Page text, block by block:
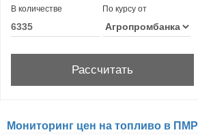
В количестве По курсу от
Мониторинг цен на топливо в ПМР